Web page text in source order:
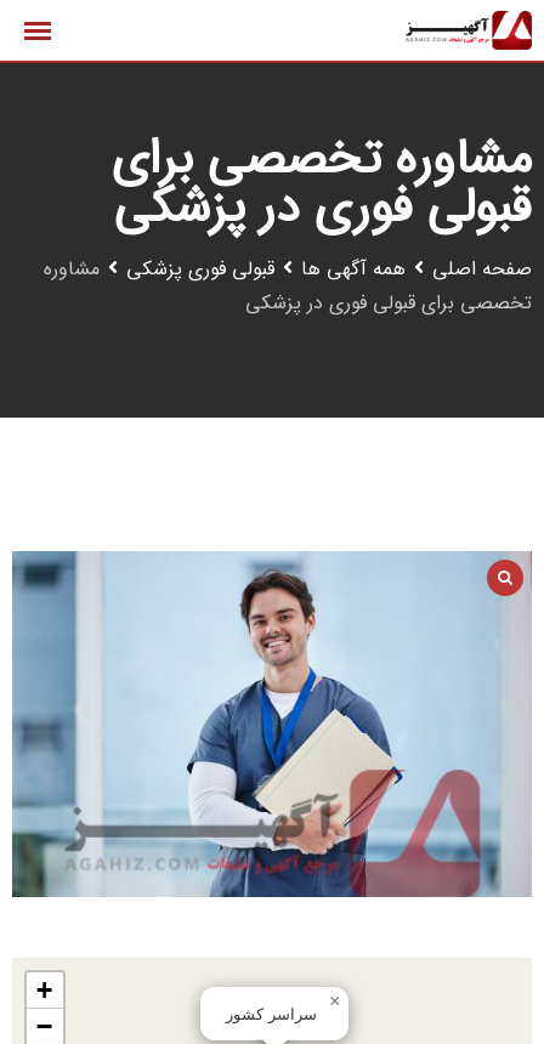
پرش
به
مشاوره تخصصی برای
قبولی فوری در پزشکی
صفحه اصلی همه آگهی ها قبولی فوری پزشکی
مشاوره
تخصصی برای قبولی فوری در پزشکی
سراسر کشور
×
+
−